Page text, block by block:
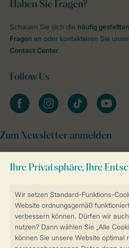
Sicher und schnell zur
Sichere Datenübertragung
Haben Sie Fragen?
Schauen Sie sich die häufig gestellten
Fragen an oder kontaktieren Sie unser
Contact Center.
Follow Us
facebookinstagramtiktok youtube
Zum Newsletter anmelden